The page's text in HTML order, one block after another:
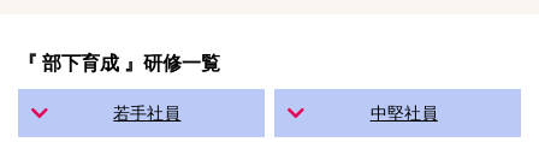
『 部下育成 』研修一覧
若手社員 中堅社員